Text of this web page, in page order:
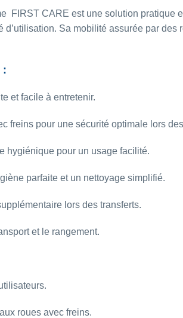
FIRST CARE est une solution pratique
Sa mobilité assurée par
:
et facile à entretenir.
freins pour une sécurité optimale lors
hygiénique pour un usage facilité.
parfaite et un nettoyage simplifié.
lors des transferts.
et le rangement.
roues avec freins.